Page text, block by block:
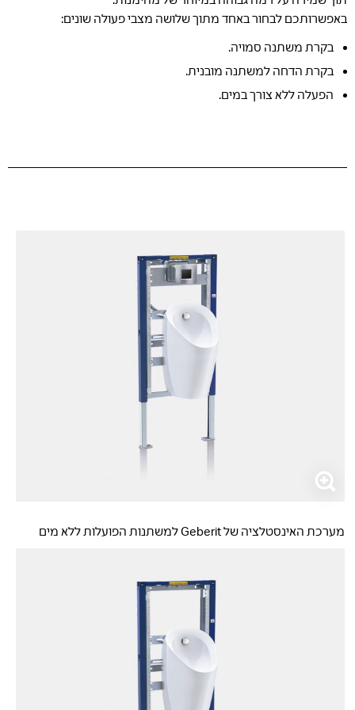
באפשרותכם לבחור באחד מתוך שלושה מצבי פעולה שונים:
בקרת משתנה סמויה.
בקרת הדחה למשתנה מובנית.
הפעלה ללא צורך במים.
מערכת האינסטלציה של Geberit למשתנות הפועלות ללא מים